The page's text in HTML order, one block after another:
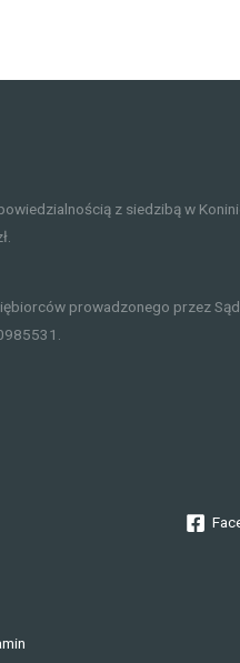
z siedzibą w
prowadzonego przez